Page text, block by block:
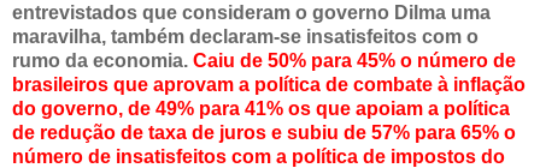
entrevistados que consideram o governo Dilma uma
maravilha, também declaram-se insatisfeitos com o
rumo da economia. Caiu de 50% para 45% o número de
brasileiros que aprovam a política de combate à inflação
do governo, de 49% para 41% os que apoiam a política
de redução de taxa de juros e subiu de 57% para 65% o
número de insatisfeitos com a política de impostos do